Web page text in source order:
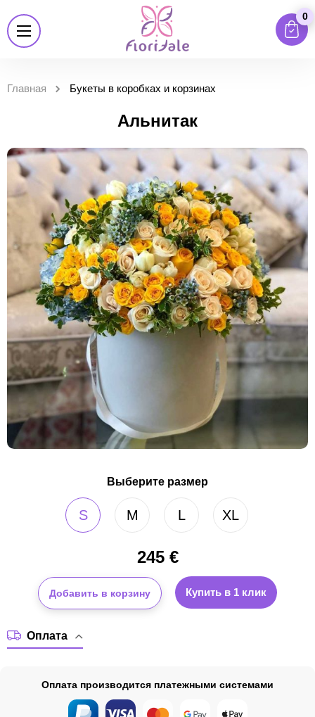
0
Главная Букеты в коробках и корзинах
Альнитак
Выберите размер
S M L XL
245€
Добавить в корзину Купить в 1 клик
Оплата
Оплата производится платежными системами